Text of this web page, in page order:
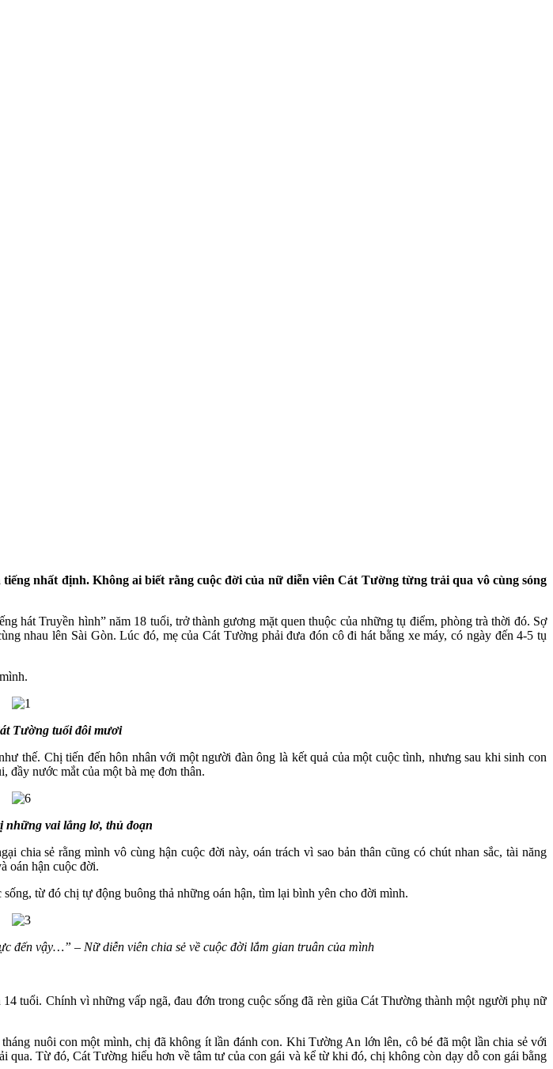
nhất định. Không ai biết rằng cuộc đời của nữ diễn viên Cát Tường từng trải qua vô cùng sóng
hát Truyền hình” năm 18 tuổi, trở thành gương mặt quen thuộc của những tụ điểm, phòng trà thời đó. Sợ
nhau lên Sài Gòn. Lúc đó, mẹ của Cát Tường phải đưa đón cô đi hát bằng xe máy, có ngày đến 4-5 tụ
Tường tuổi đôi mươi
thế. Chị tiến đến hôn nhân với một người đàn ông là kết quả của một cuộc tình, nhưng sau khi sinh con
đầy nước mắt của một bà mẹ đơn thân.
những vai lẳng lơ, thủ đoạn
chia sẻ rằng mình vô cùng hận cuộc đời này, oán trách vì sao bản thân cũng có chút nhan sắc, tài năng
oán hận cuộc đời.
từ đó chị tự động buông thả những oán hận, tìm lại bình yên cho đời mình.
đến vậy…” – Nữ diễn viên chia sẻ về cuộc đời lắm gian truân của mình
tuổi. Chính vì những vấp ngã, đau đớn trong cuộc sống đã rèn giũa Cát Thường thành một người phụ nữ
nuôi con một mình, chị đã không ít lần đánh con. Khi Tường An lớn lên, cô bé đã một lần chia sẻ với
Từ đó, Cát Tường hiểu hơn về tâm tư của con gái và kể từ khi đó, chị không còn dạy dỗ con gái bằng